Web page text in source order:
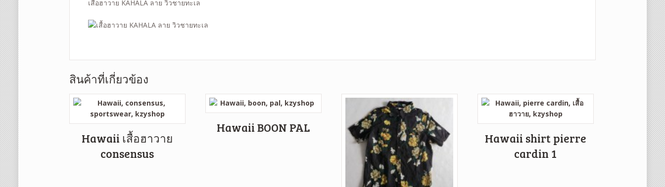
เสื้อฮาวาย KAHALA ลาย วิวชายทะเล
สินค้าที่เกี่ยวข้อง
Hawaii เสื้อฮาวาย
consensus
Hawaii BOON PAL
Hawaii shirt pierre
cardin 1